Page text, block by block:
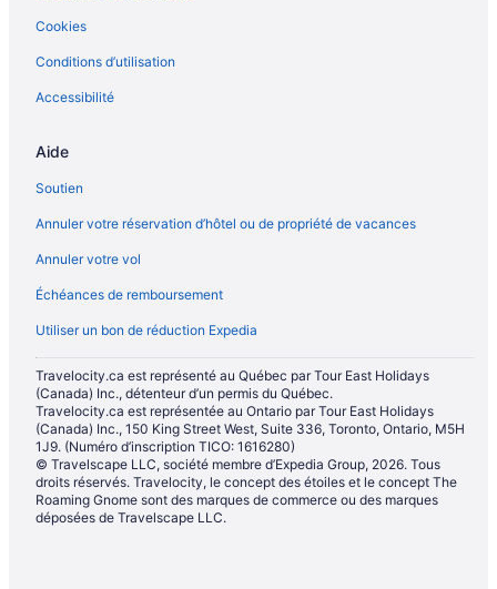
Cookies
Conditions d’utilisation
Accessibilité
Aide
Soutien
Annuler votre réservation d’hôtel ou de propriété de vacances
Annuler votre vol
Échéances de remboursement
Utiliser un bon de réduction Expedia
Travelocity.ca est représenté au Québec par Tour East Holidays
(Canada) Inc., détenteur d’un permis du Québec.
Travelocity.ca est représentée au Ontario par Tour East Holidays
(Canada) Inc., 150 King Street West, Suite 336, Toronto, Ontario, M5H
1J9. (Numéro d’inscription TICO: 1616280)
© Travelscape LLC, société membre d’Expedia Group, 2026. Tous
droits réservés. Travelocity, le concept des étoiles et le concept The
Roaming Gnome sont des marques de commerce ou des marques
déposées de Travelscape LLC.